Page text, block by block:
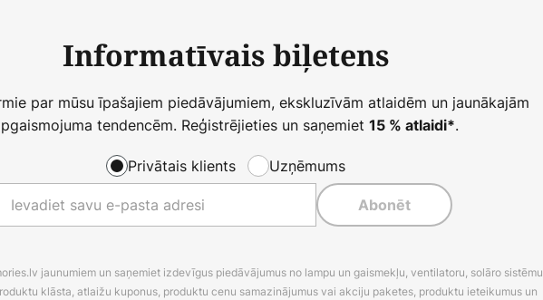
Informatīvais biļetens
par mūsu īpašajiem piedāvājumiem, ekskluzīvām atlaidēm un jaunākajām
tendencēm. Reģistrējieties un saņemiet 15 % atlaidi*.
Privātais klients Uzņēmums
Abonēt
jaunumiem un saņemiet izdevīgus piedāvājumus no lampu un gaismekļu, ventilatoru, solāro sistēmu
klāsta, atlaižu kuponus, produktu cenu samazinājumus vai akciju paketes, produktu ieteikumus un